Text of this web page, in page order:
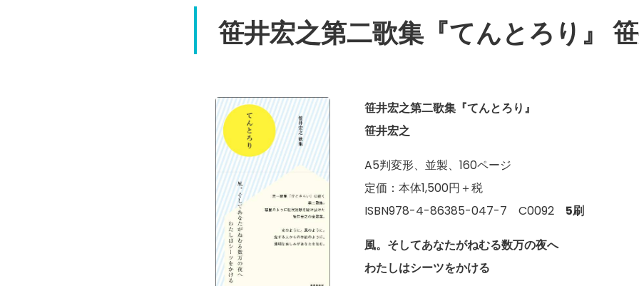
笹井宏之第二歌集『てんとろり』
笹井宏之第二歌集『てんとろり』
笹井宏之
A5判変形、並製、160ページ
定価：本体1,500円＋税
ISBN978-4-86385-047-7 C0092 5刷
風。そしてあなたがねむる数万の夜へ
わたしはシーツをかける